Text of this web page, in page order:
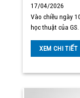
17/04/2026
Vào chiều ngày
học thuật của
XEM CHI TIẾT